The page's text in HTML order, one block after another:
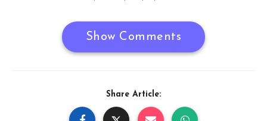
Show Comments
Share Article: